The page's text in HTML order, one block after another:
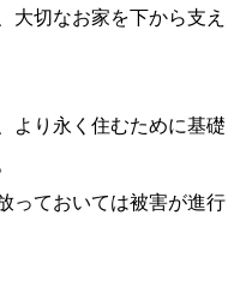
大切なお家を下から支え
より永く住むために基礎
っておいては被害が進行